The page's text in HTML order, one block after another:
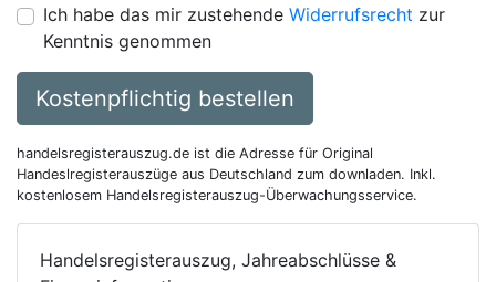
Ich habe das mir zustehende Widerrufsrecht zur
Kenntnis genommen
Kostenpflichtig bestellen
handelsregisterauszug.de ist die Adresse für Original
Handeslregisterauszüge aus Deutschland zum downladen. Inkl.
kostenlosem Handelsregisterauszug-Überwachungsservice.
Handelsregisterauszug, Jahreabschlüsse &